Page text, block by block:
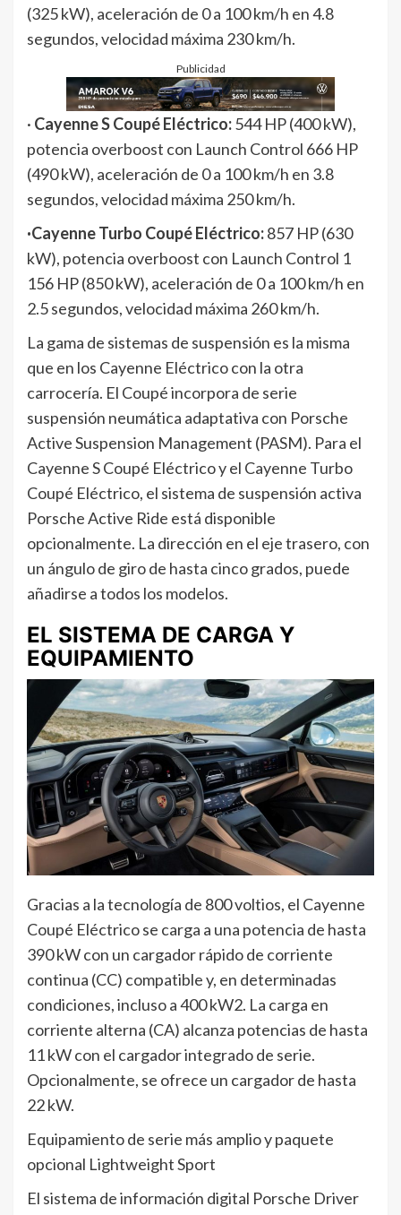
(325 kW), aceleración de 0 a 100 km/h en 4.8
segundos, velocidad máxima 230 km/h.
Publicidad
· Cayenne S Coupé Eléctrico:544 HP (400 kW),
potencia overboost con Launch Control 666 HP
(490 kW), aceleración de 0 a 100 km/h en 3.8
segundos, velocidad máxima 250 km/h.
·Cayenne Turbo Coupé Eléctrico:857 HP (630
kW), potencia overboost con Launch Control 1
156 HP (850 kW), aceleración de 0 a 100 km/h en
2.5 segundos, velocidad máxima 260 km/h.
La gama de sistemas de suspensión es la misma
que en los Cayenne Eléctrico con la otra
carrocería. El Coupé incorpora de serie
suspensión neumática adaptativa con Porsche
Active Suspension Management (PASM). Para el
Cayenne S Coupé Eléctrico y el Cayenne Turbo
Coupé Eléctrico, el sistema de suspensión activa
Porsche Active Ride está disponible
opcionalmente. La dirección en el eje trasero, con
un ángulo de giro de hasta cinco grados, puede
añadirse a todos los modelos.
EL SISTEMA DE CARGA Y
EQUIPAMIENTO
Gracias a la tecnología de 800 voltios, el Cayenne
Coupé Eléctrico se carga a una potencia de hasta
390 kW con un cargador rápido de corriente
continua (CC) compatible y, en determinadas
condiciones, incluso a 400 kW2. La carga en
corriente alterna (CA) alcanza potencias de hasta
11 kW con el cargador integrado de serie.
Opcionalmente, se ofrece un cargador de hasta
22 kW.
Equipamiento de serie más amplio y paquete
opcional Lightweight Sport
El sistema de información digital Porsche Driver